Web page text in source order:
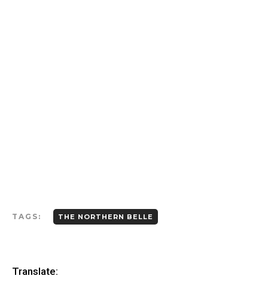
TAGS: THE NORTHERN BELLE
Translate: